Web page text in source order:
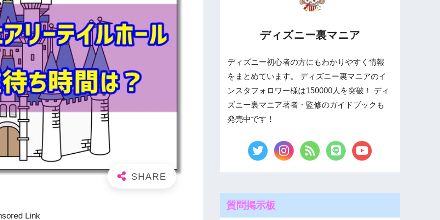
Link
ディズニー裏マニア
ディズニー初心者の方にもわかりやすく情報
をまとめています。 ディズニー裏マニアのイ
ンスタフォロワー様は150000人を突破！ ディ
ズニー裏マニア著者・監修のガイドブックも
発売中です！
質問掲示板